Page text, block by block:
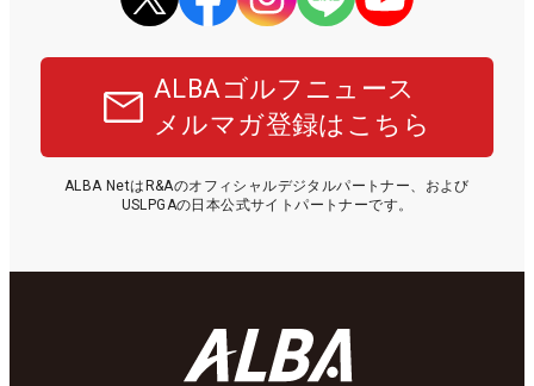
ALBAゴルフニュース
メルマガ登録はこちら
ALBA NetはR&Aのオフィシャルデジタルパートナー、および
USLPGAの日本公式サイトパートナーです。